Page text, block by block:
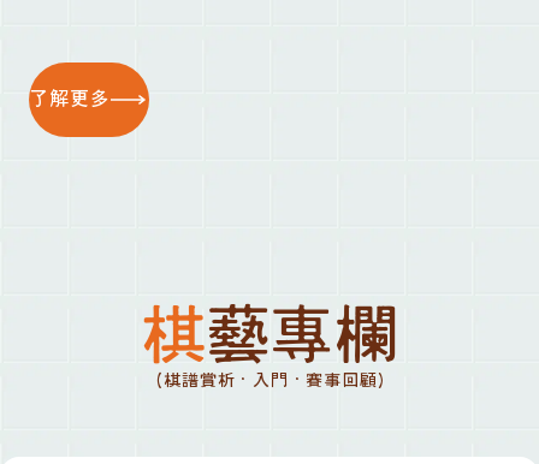
了解更多
棋藝專欄
(棋譜賞析 · 入門 · 賽事回顧)